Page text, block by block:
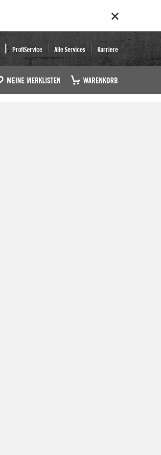
ProfiService Alle Services Karriere
MEINE MERKLISTEN WARENKORB